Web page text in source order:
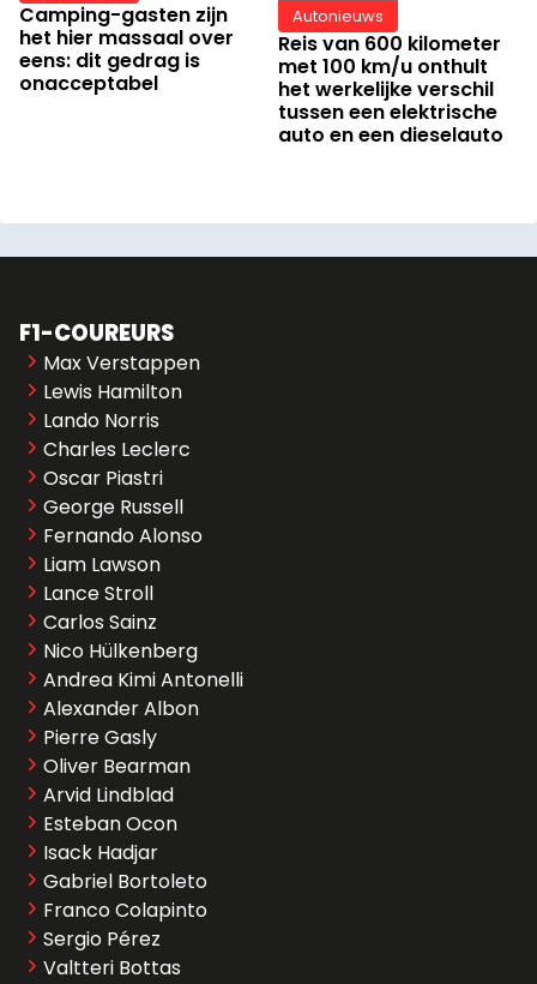
Camping-gasten zijn
het hier massaal over
eens: dit gedrag is
onacceptabel
Autonieuws
Reis van 600 kilometer
met 100 km/u onthult
het werkelijke verschil
tussen een elektrische
auto en een dieselauto
F1-COUREURS
Max Verstappen
Lewis Hamilton
Lando Norris
Charles Leclerc
Oscar Piastri
George Russell
Fernando Alonso
Liam Lawson
Lance Stroll
Carlos Sainz
Nico Hülkenberg
Andrea Kimi Antonelli
Alexander Albon
Pierre Gasly
Oliver Bearman
Arvid Lindblad
Esteban Ocon
Isack Hadjar
Gabriel Bortoleto
Franco Colapinto
Sergio Pérez
Valtteri Bottas